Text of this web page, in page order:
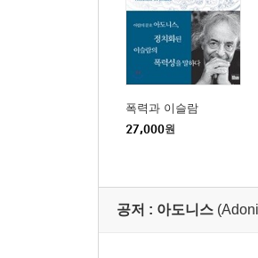
폭력과 이슬람
27,000원
공저 : 아도니스